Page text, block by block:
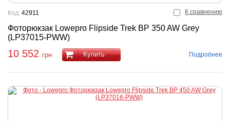
К сравнению
Фоторюкзак Lowepro Flipside Trek BP 350 AW Grey
(LP37015-PWW)
Код: 42911
10 552 грн Купить Подробнее